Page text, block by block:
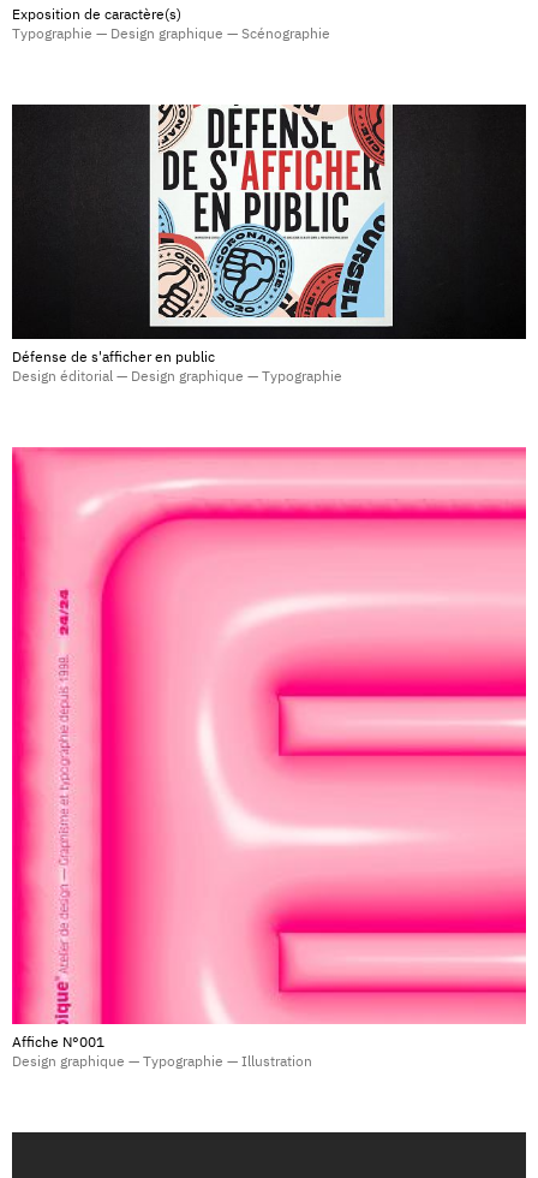
Exposition de caractère(s)
Typographie — Design graphique — Scénographie
Défense de s'afficher en public
Design éditorial — Design graphique — Typographie
Affiche N°001
Design graphique — Typographie — Illustration